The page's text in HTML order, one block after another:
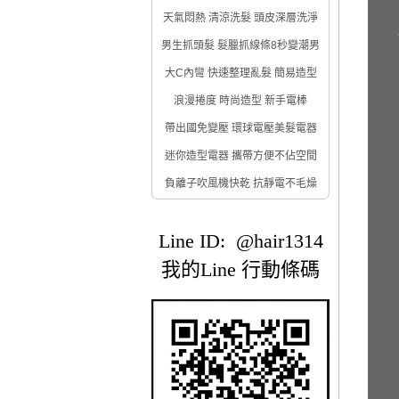
天氣悶熱 清涼洗髮 頭皮深層洗淨
男生抓頭髮 髮臘抓線條8秒變潮男
大C內彎 快速整理亂髮 簡易造型
浪漫捲度 時尚造型 新手電棒
帶出國免變壓 環球電壓美髮電器
迷你造型電器 攜帶方便不佔空間
負離子吹風機快乾 抗靜電不毛燥
Line ID: @hair1314
我的Line 行動條碼